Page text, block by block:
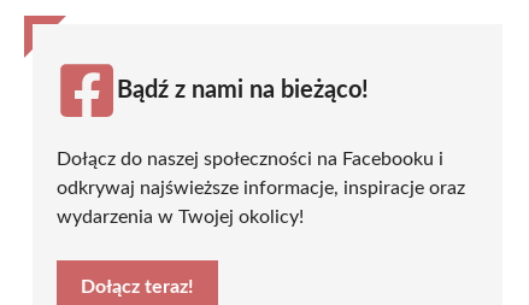
Bądź z nami na bieżąco!
Dołącz do naszej społeczności na Facebooku i
odkrywaj najświeższe informacje, inspiracje oraz
wydarzenia w Twojej okolicy!
Dołącz teraz!